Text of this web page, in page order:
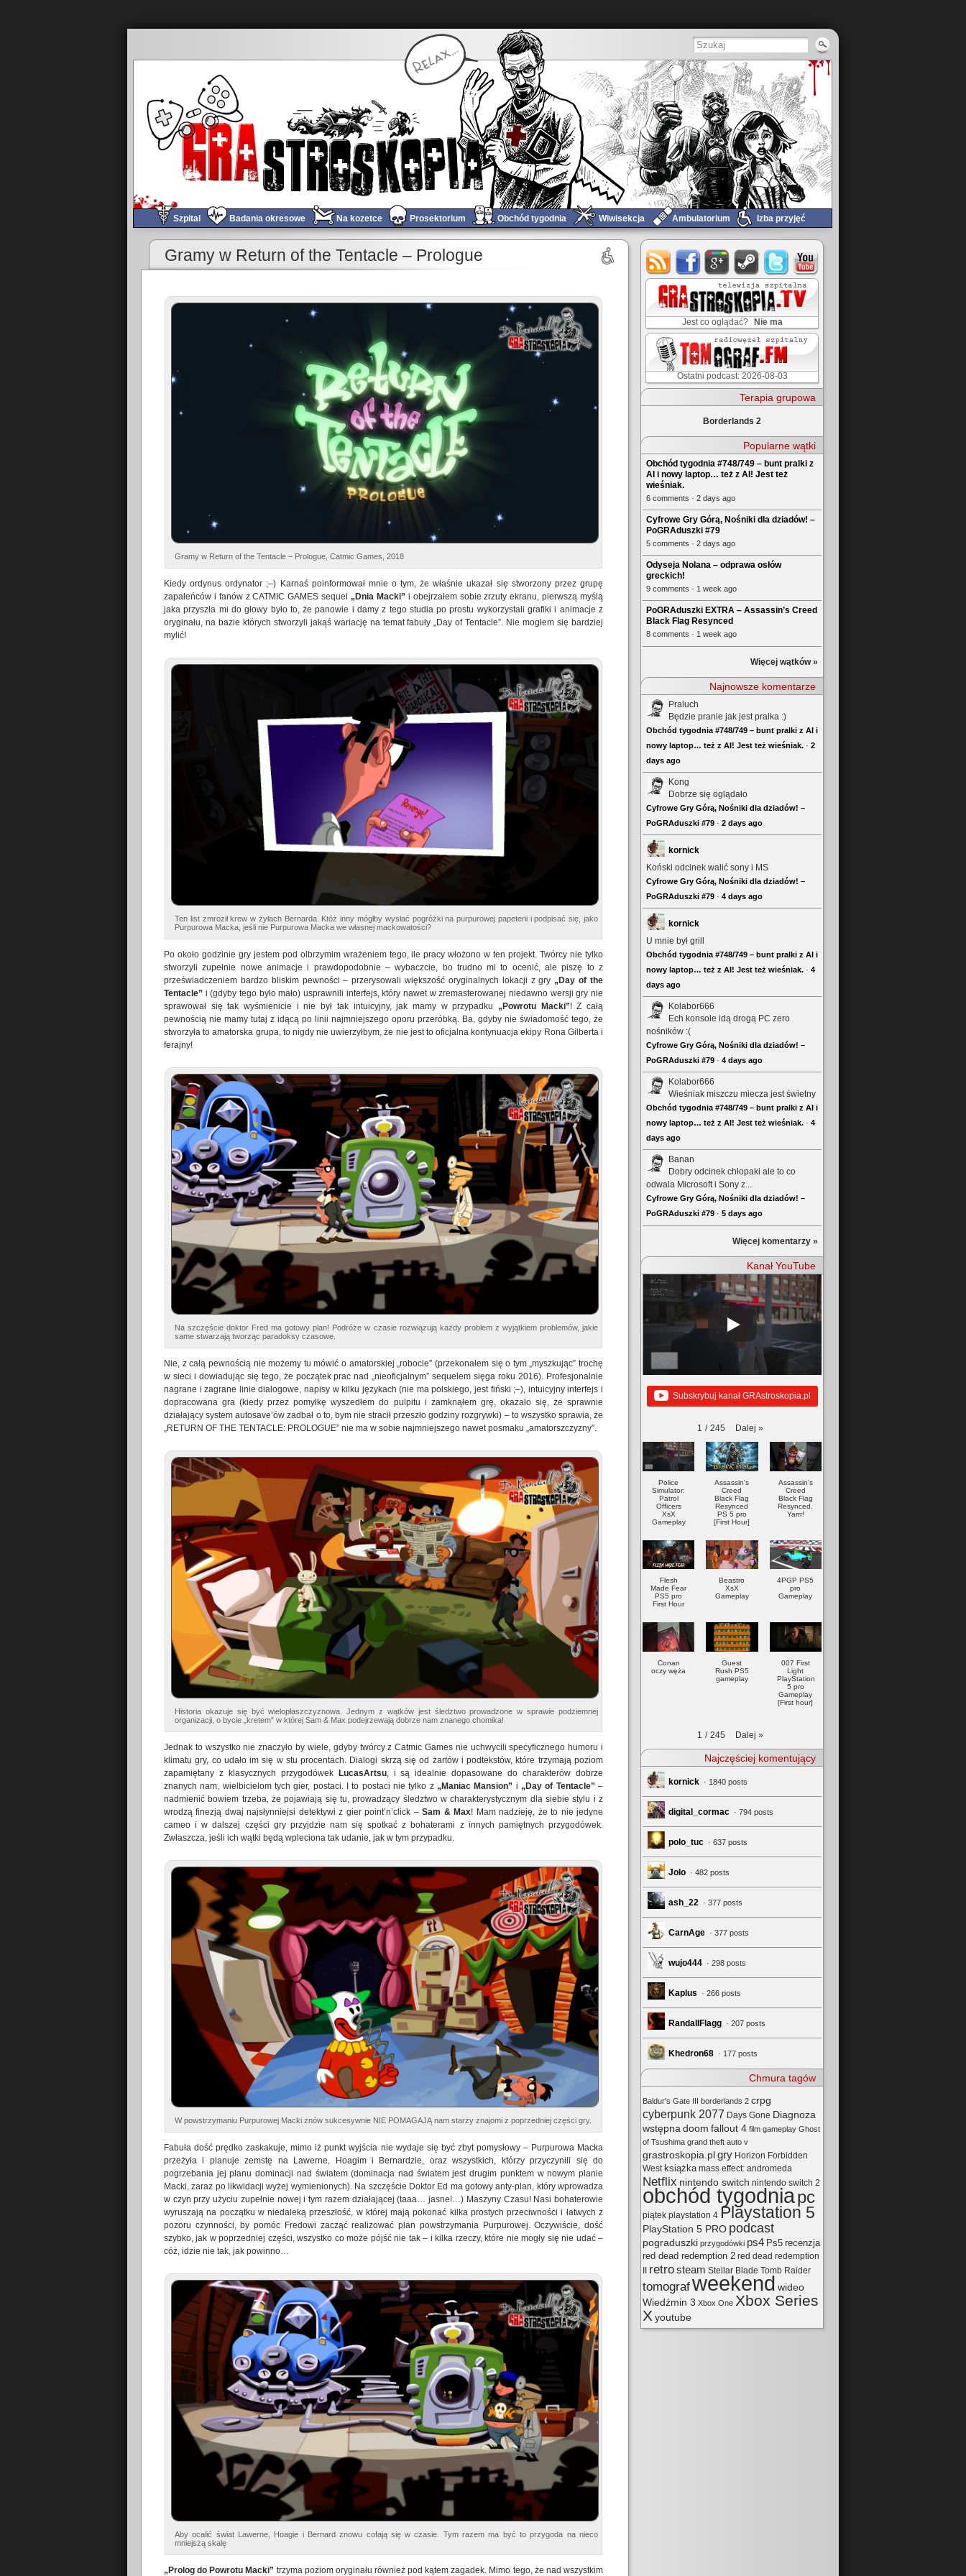
Szpital Badania okresowe Na kozetce Prosektorium Obchód tygodnia Wiwisekcja Ambulatorium Izba przyjęć
Tomograf – Z Zakurzonej Szpitalnej Biblioteki #7 – Witold Makowiecki: „Przygody Meliklesa Greka” / „Diossos” Obchód tygodnia #334»
Gramy w Return of the Tentacle – Prologue
Gramy w Return of the Tentacle – Prologue, Catmic Games, 2018
Kiedy ordynus ordynator ;–) Karnaś poinformował mnie o tym, że właśnie ukazał się stworzony przez grupę
zapaleńców i fanów z CATMIC GAMES sequel „Dnia Macki”i obejrzałem sobie zrzuty ekranu, pierwszą myślą
jaka przyszła mi do głowy było to, że panowie i damy z tego studia po prostu wykorzystali grafiki i animacje z
oryginału, na bazie których stworzyli jakąś wariację na temat fabuły „Day of Tentacle”. Nie mogłem się bardziej
mylić!
Ten list zmroził krew w żyłach Bernarda. Któż inny mógłby wysłać pogróżki na purpurowej papeterii i podpisać się, jako
Purpurowa Macka, jeśli nie Purpurowa Macka we własnej mackowatości?
Po około godzinie gry jestem pod olbrzymim wrażeniem tego, ile pracy włożono w ten projekt. Twórcy nie tylko
stworzyli zupełnie nowe animacje i prawdopodobnie – wybaczcie, bo trudno mi to ocenić, ale piszę to z
przeświadczeniem bardzo bliskim pewności – przerysowali większość oryginalnych lokacji z gry „Day of the
Tentacle” i (gdyby tego było mało) usprawnili interfejs, który nawet w zremasterowanej niedawno wersji gry nie
sprawował się tak wyśmienicie i nie był tak intuicyjny, jak mamy w przypadku „Powrotu Macki”! Z całą
pewnością nie mamy tutaj z idącą po linii najmniejszego oporu przeróbką. Ba, gdyby nie świadomość tego, że
stworzyła to amatorska grupa, to nigdy nie uwierzyłbym, że nie jest to oficjalna kontynuacja ekipy Rona Gilberta i
ferajny!
Na szczęście doktor Fred ma gotowy plan! Podróże w czasie rozwiązują każdy problem z wyjątkiem problemów, jakie
same stwarzają tworząc paradoksy czasowe.
Nie, z całą pewnością nie możemy tu mówić o amatorskiej „robocie” (przekonałem się o tym „myszkując” trochę
w sieci i dowiadując się tego, że początek prac nad „nieoficjalnym” sequelem sięga roku 2016). Profesjonalnie
nagrane i zagrane linie dialogowe, napisy w kilku językach (nie ma polskiego, jest fiński ;–), intuicyjny interfejs i
dopracowana gra (kiedy przez pomyłkę wyszedłem do pulpitu i zamknąłem grę, okazało się, że sprawnie
działający system autosave’ów zadbał o to, bym nie stracił przeszło godziny rozgrywki) – to wszystko sprawia, że
„RETURN OF THE TENTACLE: PROLOGUE” nie ma w sobie najmniejszego nawet posmaku „amatorszczyzny”.
Historia okazuje się być wielopłaszczyznowa. Jednym z wątków jest śledztwo prowadzone w sprawie podziemnej
organizacji, o bycie „kretem” w której Sam & Max podejrzewają dobrze nam znanego chomika!
Jednak to wszystko nie znaczyło by wiele, gdyby twórcy z Catmic Games nie uchwycili specyficznego humoru i
klimatu gry, co udało im się w stu procentach. Dialogi skrzą się od żartów i podtekstów, które trzymają poziom
zapamiętany z klasycznych przygodówek LucasArtsu, i są idealnie dopasowane do charakterów dobrze
znanych nam, wielbicielom tych gier, postaci. I to postaci nie tylko z „Maniac Mansion” i „Day of Tentacle”–
nadmienić bowiem trzeba, że pojawiają się tu, prowadzący śledztwo w charakterystycznym dla siebie stylu i z
wrodzą finezją dwaj najsłynniejsi detektywi z gier point’n’click –Sam & Max! Mam nadzieję, że to nie jedyne
cameo i w dalszej części gry przyjdzie nam się spotkać z bohaterami z innych pamiętnych przygodówek.
Zwłaszcza, jeśli ich wątki będą wpleciona tak udanie, jak w tym przypadku.
W powstrzymaniu Purpurowej Macki znów sukcesywnie NIE POMAGAJĄ nam starzy znajomi z poprzedniej części gry.
Fabuła dość prędko zaskakuje, mimo iż punkt wyjścia nie wydaje się być zbyt pomysłowy – Purpurowa Macka
przeżyła i planuje zemstę na Lawerne, Hoagim i Bernardzie, oraz wszystkich, którzy przyczynili się do
pogrzebania jej planu dominacji nad światem (dominacja nad światem jest drugim punktem w nowym planie
Macki, zaraz po likwidacji wyżej wymienionych). Na szczęście Doktor Ed ma gotowy anty-plan, który wprowadza
w czyn przy użyciu zupełnie nowej i tym razem działającej (taaa… jasne!…) Maszyny Czasu! Nasi bohaterowie
wyruszają na początku w niedaleką przeszłość, w której mają pokonać kilka prostych przeciwności i łatwych z
pozoru czynności, by pomóc Fredowi zacząć realizować plan powstrzymania Purpurowej. Oczywiście, dość
szybko, jak w poprzedniej części, wszystko co może pójść nie tak – i kilka rzeczy, które nie mogły się nie udać –
cóż, idzie nie tak, jak powinno…
Aby ocalić świat Lawerne, Hoagie i Bernard znowu cofają się w czasie. Tym razem ma być to przygoda na nieco
mniejszą skalę
„Prolog do Powrotu Macki” trzyma poziom oryginału również pod kątem zagadek. Mimo tego, że nad wszystkim
Jest co oglądać? Nie ma
Ostatni podcast: 2026-08-03
Terapia grupowa
Borderlands 2
Popularne wątki
Obchód tygodnia #748/749 – bunt pralki z
AI i nowy laptop… też z AI! Jest też
wieśniak.
6 comments · 2 days ago
Cyfrowe Gry Górą, Nośniki dla dziadów! –
PoGRAduszki #79
5 comments · 2 days ago
Odyseja Nolana – odprawa osłów
greckich!
9 comments · 1 week ago
PoGRAduszki EXTRA – Assassin’s Creed
Black Flag Resynced
8 comments · 1 week ago
Więcej wątków »
Najnowsze komentarze
Praluch
Będzie pranie jak jest pralka :)
Obchód tygodnia #748/749 – bunt pralki z AI i
nowy laptop… też z AI! Jest też wieśniak. · 2
days ago
Kong
Dobrze się oglądało
Cyfrowe Gry Górą, Nośniki dla dziadów! –
PoGRAduszki #79 · 2 days ago
kornick
Koński odcinek walić sony i MS
Cyfrowe Gry Górą, Nośniki dla dziadów! –
PoGRAduszki #79 · 4 days ago
kornick
U mnie był grill
Obchód tygodnia #748/749 – bunt pralki z AI i
nowy laptop… też z AI! Jest też wieśniak. · 4
days ago
Kolabor666
Ech konsole idą drogą PC zero
nośników :(
Cyfrowe Gry Górą, Nośniki dla dziadów! –
PoGRAduszki #79 · 4 days ago
Kolabor666
Wieśniak miszczu miecza jest świetny
Obchód tygodnia #748/749 – bunt pralki z AI i
nowy laptop… też z AI! Jest też wieśniak. · 4
days ago
Banan
Dobry odcinek chłopaki ale to co
odwala Microsoft i Sony z...
Cyfrowe Gry Górą, Nośniki dla dziadów! –
PoGRAduszki #79 · 5 days ago
Więcej komentarzy »
Kanał YouTube
Subskrybuj kanał GRAstroskopia.pl
1 / 245 Dalej »
Police
Simulator:
Patrol
Officers
XsX
Gameplay
Assassin's
Creed
Black Flag
Resynced
PS 5 pro
[First Hour]
Assassin's
Creed
Black Flag
Resynced.
Yarrr!
Flesh
Made Fear
PS5 pro
First Hour
Beastro
XsX
Gameplay
4PGP PS5
pro
Gameplay
Conan
oczy węża
Guest
Rush PS5
gameplay
007 First
Light
PlayStation
5 pro
Gameplay
[First hour]
1 / 245 Dalej »
Najczęściej komentujący
kornick · 1840 posts
digital_cormac · 794 posts
polo_tuc · 637 posts
Jolo · 482 posts
ash_22 · 377 posts
CarnAge · 377 posts
wujo444 · 298 posts
Kaplus · 266 posts
RandallFlagg · 207 posts
Khedron68 · 177 posts
Chmura tagów
Baldur's Gate III borderlands 2 crpg
cyberpunk 2077 Days Gone Diagnoza
wstępnadoom fallout 4 film gameplay Ghost
of Tsushima grand theft auto v
grastroskopia.pl gry Horizon Forbidden
West książka mass effect: andromeda
Netflix nintendo switch nintendo switch 2
obchód tygodniapc
piątek playstation 4 Playstation 5
PlayStation 5 PRO podcast
pograduszki przygodówki ps4 Ps5 recenzja
red dead redemption 2 red dead redemption
retrosteam Stellar Blade Tomb Raider
tomografweekend wideo
Wiedźmin 3 Xbox One Xbox Series
X youtube